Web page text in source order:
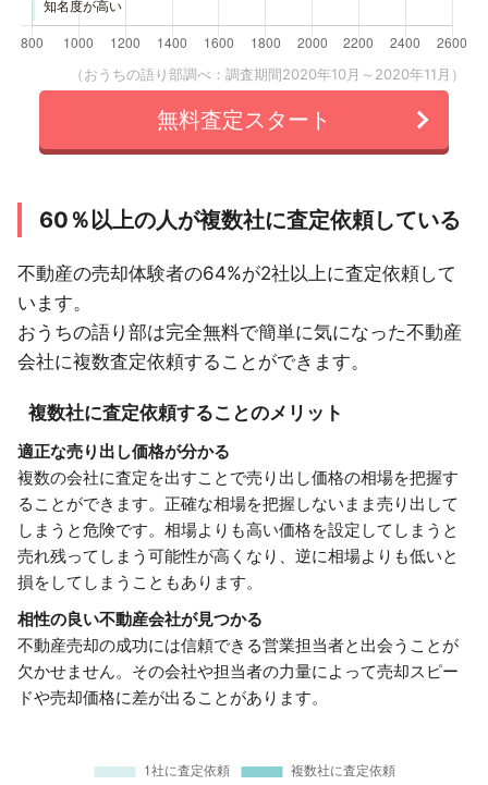
（おうちの語り部調べ：調査期間2020年10月～2020年11月）
無料査定スタート
60％以上の人が複数社に査定依頼している
不動産の売却体験者の64%が2社以上に査定依頼して
います。
おうちの語り部は完全無料で簡単に気になった不動産
会社に複数査定依頼することができます。
複数社に査定依頼することのメリット
適正な売り出し価格が分かる
複数の会社に査定を出すことで売り出し価格の相場を把握す
ることができます。正確な相場を把握しないまま売り出して
しまうと危険です。相場よりも高い価格を設定してしまうと
売れ残ってしまう可能性が高くなり、逆に相場よりも低いと
損をしてしまうこともあります。
相性の良い不動産会社が見つかる
不動産売却の成功には信頼できる営業担当者と出会うことが
欠かせません。その会社や担当者の力量によって売却スピー
ドや売却価格に差が出ることがあります。